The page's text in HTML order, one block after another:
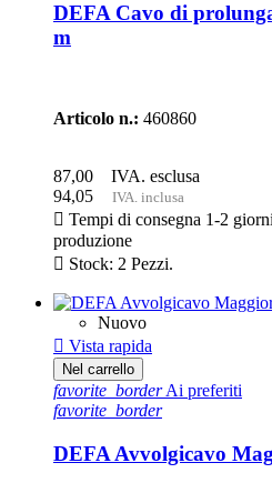
DEFA Cavo di
m
Articolo n.: 460860
87,00
IVA. esclusa
94,05
IVA. inclusa
 Tempi di consegna 1-2
produzione
 Stock: 2 Pezzi.
Nuovo
 Vista rapida
Nel carrello
favorite_borderAi preferiti
favorite_border
DEFA Avvolgicavo